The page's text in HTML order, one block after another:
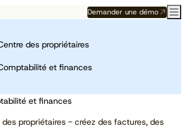
Demander une démo
des propriétaires
et finances
et finances
propriétaires - créez des factures, des